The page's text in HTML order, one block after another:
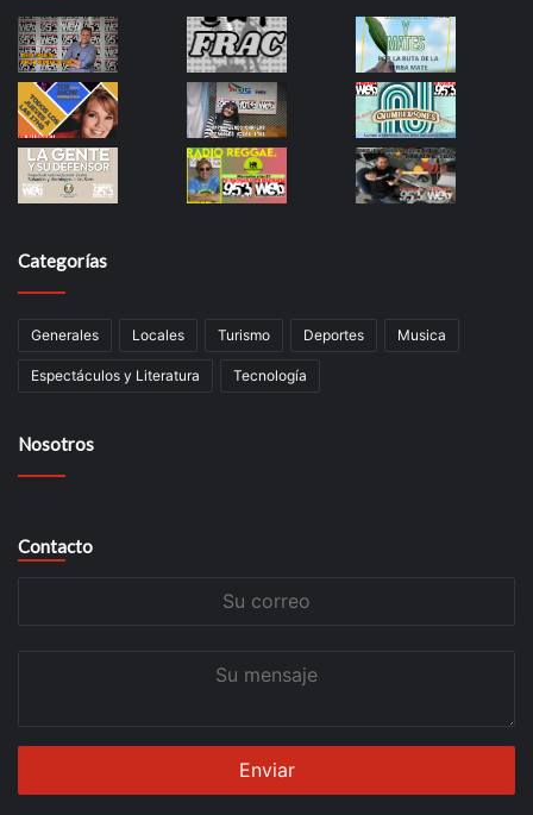
Categorías
Generales Locales Turismo Deportes Musica
Espectáculos y Literatura Tecnología
Nosotros
Contacto